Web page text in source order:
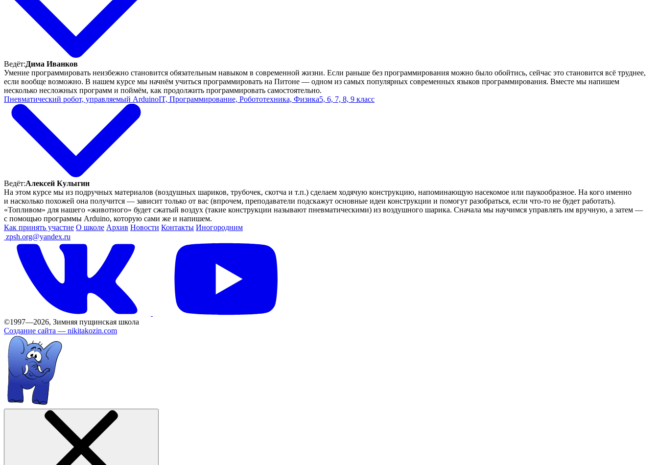
Ведёт:Дима Иванков
Умение программировать неизбежно становится обязательным навыком в современной жизни. Если раньше без программирования можно было обойтись, сейчас это становится всё труднее,
если вообще возможно. В нашем курсе мы начнём учиться программировать на Питоне — одном из самых популярных современных языков программирования. Вместе мы напишем
несколько несложных программ и поймём, как продолжить программировать самостоятельно.
Пневматический робот, управляемый ArduinoIT, Программирование, Робототехника, Физика5, 6, 7, 8, 9 класс
Ведёт:Алексей Кулыгин
На этом курсе мы из подручных материалов (воздушных шариков, трубочек, скотча и т.п.) сделаем ходячую конструкцию, напоминающую насекомое или паукообразное. На кого именно
и насколько похожей она получится — зависит только от вас (впрочем, преподаватели подскажут основные идеи конструкции и помогут разобраться, если что-то не будет работать).
«Топливом» для нашего «животного» будет сжатый воздух (такие конструкции называют пневматическими) из воздушного шарика. Сначала мы научимся управлять им вручную, а затем —
с помощью программы Arduino, которую сами же и напишем.
Как принять участие О школе Архив Новости Контакты Иногородним
zpsh.org@yandex.ru
©1997—2026, Зимняя пущинская школа
Создание сайта — nikitakozin.com